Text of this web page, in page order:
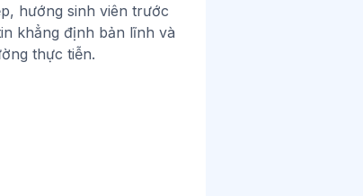
hướng sinh viên trước
khẳng định bản lĩnh và
thực tiễn.